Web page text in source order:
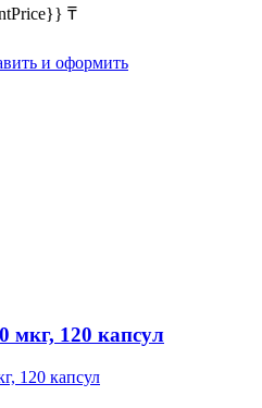
₸
и оформить
мкг, 120 капсул